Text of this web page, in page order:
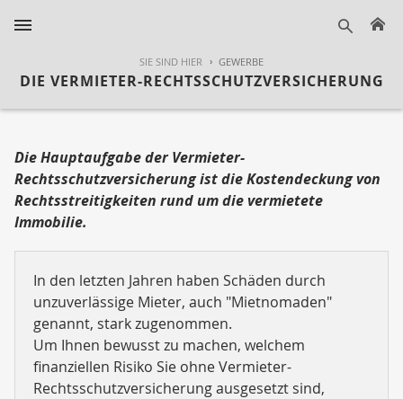
SIE SIND HIER GEWERBE
DIE VERMIETER-RECHTSSCHUTZVERSICHERUNG
Die Hauptaufgabe der Vermieter-
Rechtsschutzversicherung ist die Kostendeckung von
Rechtsstreitigkeiten rund um die vermietete
Immobilie.
In den letzten Jahren haben Schäden durch
unzuverlässige Mieter, auch "Mietnomaden"
genannt, stark zugenommen.
Um Ihnen bewusst zu machen, welchem
finanziellen Risiko Sie ohne Vermieter-
Rechtsschutzversicherung ausgesetzt sind,